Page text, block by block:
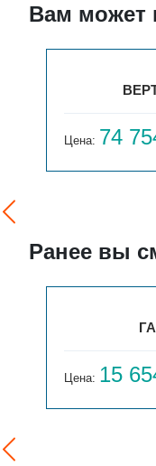
Вам может
Цена: 74
Ранее вы
Цена: 15